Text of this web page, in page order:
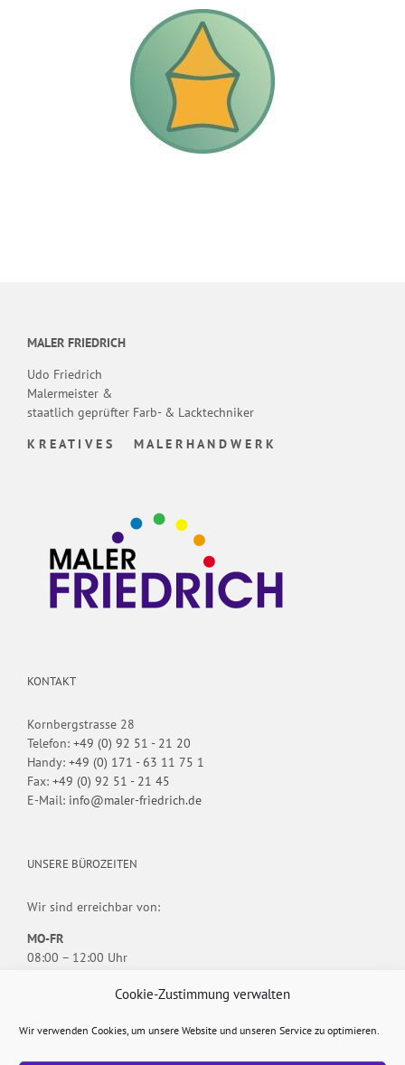
Cookie-Zustimmung verwalten
Wir verwenden Cookies, um unsere Website und unseren Service zu optimieren.
MALER FRIEDRICH
Udo Friedrich
Malermeister &
staatlich geprüfter Farb- & Lacktechniker
K R E A T I V E S M A L E R H A N D W E R K
KONTAKT
Kornbergstrasse 28
Telefon: +49 (0) 92 51 - 21 20
Handy: +49 (0) 171 - 63 11 75 1
Fax: +49 (0) 92 51 - 21 45
E-Mail: info@maler-friedrich.de
UNSERE BÜROZEITEN
Wir sind erreichbar von:
MO-FR
08:00 – 12:00 Uhr